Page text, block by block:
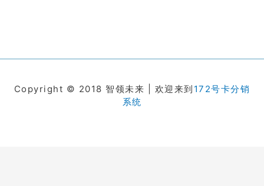
Copyright © 2018 智领未来 | 欢迎来到 172号卡分销
系统